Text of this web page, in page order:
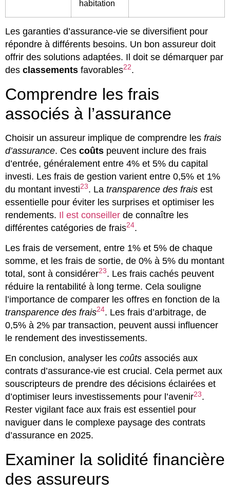
habitation
Les garanties d’assurance-vie se diversifient pour
répondre à différents besoins. Un bon assureur doit
offrir des solutions adaptées. Il doit se démarquer par
des classements favorables22.
Comprendre les frais
associés à l’assurance
Choisir un assureur implique de comprendre les frais
d’assurance. Ces coûts peuvent inclure des frais
d’entrée, généralement entre 4% et 5% du capital
investi. Les frais de gestion varient entre 0,5% et 1%
du montant investi23. La transparence des frais est
essentielle pour éviter les surprises et optimiser les
rendements. Il est conseiller de connaître les
différentes catégories de frais24.
Les frais de versement, entre 1% et 5% de chaque
somme, et les frais de sortie, de 0% à 5% du montant
total, sont à considérer23. Les frais cachés peuvent
réduire la rentabilité à long terme. Cela souligne
l’importance de comparer les offres en fonction de la
transparence des frais24. Les frais d’arbitrage, de
0,5% à 2% par transaction, peuvent aussi influencer
le rendement des investissements.
En conclusion, analyser les coûts associés aux
contrats d’assurance-vie est crucial. Cela permet aux
souscripteurs de prendre des décisions éclairées et
d’optimiser leurs investissements pour l’avenir23.
Rester vigilant face aux frais est essentiel pour
naviguer dans le complexe paysage des contrats
d’assurance en 2025.
Examiner la solidité financière
des assureurs